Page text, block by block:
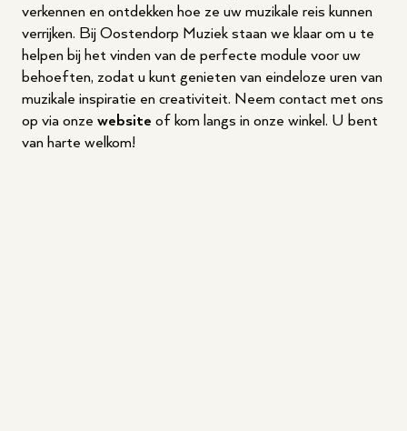
verkennen en ontdekken hoe ze uw muzikale reis kunnen
verrijken. Bij Oostendorp Muziek staan we klaar om u te
helpen bij het vinden van de perfecte module voor uw
behoeften, zodat u kunt genieten van eindeloze uren van
muzikale inspiratie en creativiteit. Neem contact met ons
op via onze website of kom langs in onze winkel. U bent
van harte welkom!